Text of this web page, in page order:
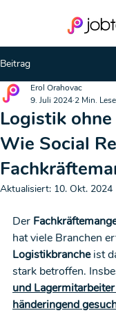
Beitrag
Logistik ohne
Wie Social
Erol Orahovac
9. Juli 20242 Min.
Aktualisiert: 10. Okt. 2024
Der
hat viele Branchen
Logistikbranche ist
stark betroffen.
und
händeringend